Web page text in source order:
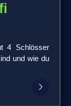
4 Schlösser
und wie du